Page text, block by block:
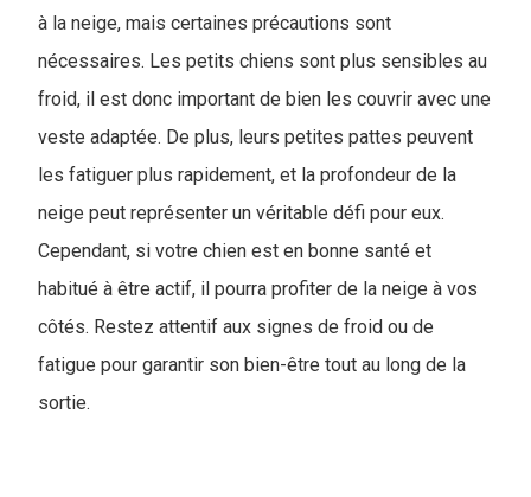
à la neige, mais certaines précautions sont
nécessaires. Les petits chiens sont plus sensibles au
froid, il est donc important de bien les couvrir avec une
veste adaptée. De plus, leurs petites pattes peuvent
les fatiguer plus rapidement, et la profondeur de la
neige peut représenter un véritable défi pour eux.
Cependant, si votre chien est en bonne santé et
habitué à être actif, il pourra profiter de la neige à vos
côtés. Restez attentif aux signes de froid ou de
fatigue pour garantir son bien-être tout au long de la
sortie.